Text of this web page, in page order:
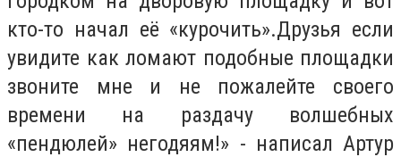
кто-то начал её «курочить».Друзья если
увидите как ломают подобные площадки
звоните мне и не пожалейте своего
времени на раздачу волшебных
«пендюлей» негодяям!» - написал Артур